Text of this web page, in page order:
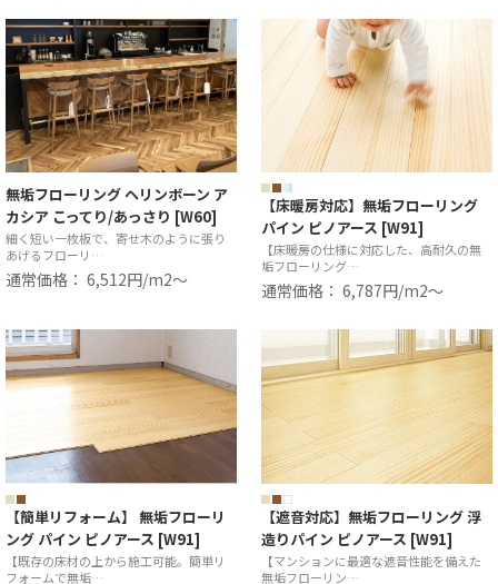
無垢フローリング ヘリンボーン ア
カシア こってり/あっさり [W60]
細く短い一枚板で、寄せ木のように張り
あげるフローリ…
通常価格： 6,512円/m2〜
【床暖房対応】無垢フローリング
パイン ピノアース [W91]
【床暖房の仕様に対応した、高耐久の無
垢フローリング…
通常価格： 6,787円/m2〜
【簡単リフォーム】 無垢フローリ
ング パイン ピノアース [W91]
【既存の床材の上から施工可能。簡単リ
フォームで無垢…
【遮音対応】無垢フローリング 浮
造りパイン ピノアース [W91]
【マンションに最適な遮音性能を備えた
無垢フローリン…